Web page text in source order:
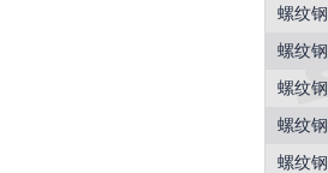
螺纹钢
螺纹钢
螺纹钢
螺纹钢
螺纹钢